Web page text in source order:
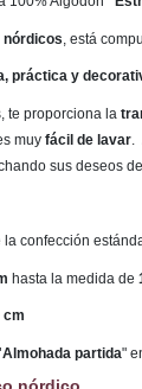
, está
práctica y
te proporciona la
muy fácil de lavar
sus deseos
la confección
hasta la medida de
cm
partida"